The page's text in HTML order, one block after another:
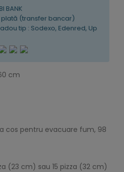
BANK
plată (transfer bancar)
tip : Sodexo, Edenred, Up
cm
cos pentru evacuare fum, 98
(23 cm) sau 15 pizza (32 cm)